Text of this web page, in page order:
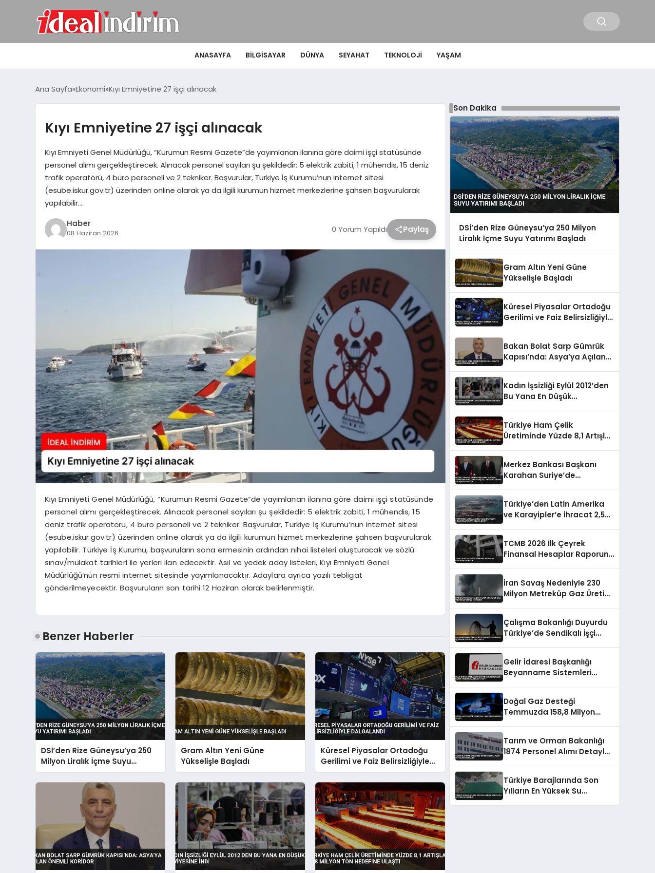
ANASAYFA BILGISAYAR DÜNYA SEYAHAT TEKNOLOJI YAŞAM
Ana Sayfa Ekonomi Kıyı Emniyetine 27 işçi alınacak
Kıyı Emniyetine 27 işçi alınacak
Kıyı Emniyeti Genel Müdürlüğü, “Kurumun Resmi Gazete”de yayımlanan ilanına göre daimi işçi statüsünde
personel alımı gerçekleştirecek. Alınacak personel sayıları şu şekildedir: 5 elektrik zabiti, 1 mühendis, 15 deniz
trafik operatörü, 4 büro personeli ve 2 tekniker. Başvurular, Türkiye İş Kurumu’nun internet sitesi
(esube.iskur.gov.tr) üzerinden online olarak ya da ilgili kurumun hizmet merkezlerine şahsen başvurularak
yapılabilir….
Haber
08 Haziran 2026 0 Yorum Yapıldı Paylaş
Kıyı Emniyeti Genel Müdürlüğü, “Kurumun Resmi Gazete”de yayımlanan ilanına göre daimi işçi statüsünde
personel alımı gerçekleştirecek. Alınacak personel sayıları şu şekildedir: 5 elektrik zabiti, 1 mühendis, 15
deniz trafik operatörü, 4 büro personeli ve 2 tekniker. Başvurular, Türkiye İş Kurumu’nun internet sitesi
(esube.iskur.gov.tr) üzerinden online olarak ya da ilgili kurumun hizmet merkezlerine şahsen başvurularak
yapılabilir. Türkiye İş Kurumu, başvuruların sona ermesinin ardından nihai listeleri oluşturacak ve sözlü
sınav/mülakat tarihleri ile yerleri ilan edecektir. Asıl ve yedek aday listeleri, Kıyı Emniyeti Genel
Müdürlüğü’nün resmi internet sitesinde yayımlanacaktır. Adaylara ayrıca yazılı tebligat
gönderilmeyecektir. Başvuruların son tarihi 12 Haziran olarak belirlenmiştir.
Benzer Haberler
DSİ’den Rize Güneysu’ya 250
Milyon Liralık İçme Suyu
Yatırımı Başladı
Gram Altın Yeni Güne
Yükselişle Başladı
Küresel Piyasalar Ortadoğu
Gerilimi ve Faiz Belirsizliğiyle
Dalgalandı
Son Dakika
DSİ’den Rize Güneysu’ya 250 Milyon
Liralık İçme Suyu Yatırımı Başladı
Gram Altın Yeni Güne
Yükselişle Başladı
Küresel Piyasalar Ortadoğu
Gerilimi ve Faiz Belirsizliğiyle
Bakan Bolat Sarp Gümrük
Kapısı’nda: Asya’ya Açılan
Kadın İşsizliği Eylül 2012’den
Bu Yana En Düşük
Türkiye Ham Çelik
Üretiminde Yüzde 8,1 Artışla
Merkez Bankası Başkanı
Karahan Suriye’de
Anlaşması Yapıldı
Türkiye’den Latin Amerika
ve Karayipler’e İhracat 2,5
TCMB 2026 İlk Çeyrek
Finansal Hesaplar Raporunu
İran Savaş Nedeniyle 230
Milyon Metreküp Gaz Üretim
Çalışma Bakanlığı Duyurdu
Türkiye’de Sendikalı İşçi
Gelir İdaresi Başkanlığı
Beyanname Sistemleri
Doğal Gaz Desteği
Temmuzda 158,8 Milyon
Tarım ve Orman Bakanlığı
1874 Personel Alımı Detayları
Türkiye Barajlarında Son
Yılların En Yüksek Su